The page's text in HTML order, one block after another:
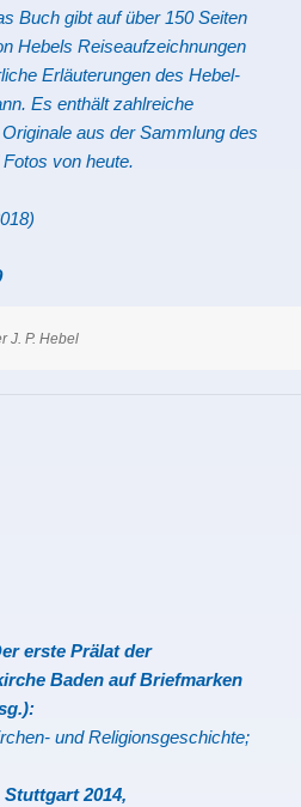
Buch gibt auf über 150 Seiten
Hebels Reiseaufzeichnungen
Erläuterungen des Hebel-
Es enthält zahlreiche
aus der Sammlung des
von heute.
J. P. Hebel
erste Prälat der
Baden auf Briefmarken
und Religionsgeschichte;
Stuttgart 2014,